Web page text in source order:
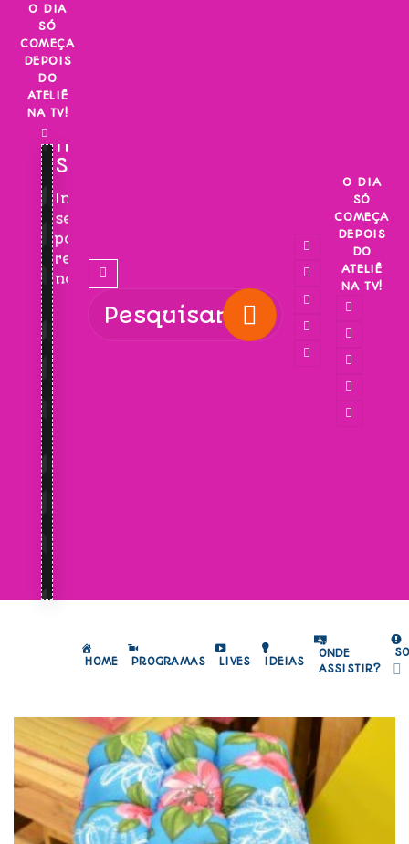
Skip
content
O DIA
SÓ
COMEÇA
DEPOIS
DO
ATELIÊ
NA TV!
INSCREVA-
SE!
Inscreva-
se
para
receber
novidades!
O DIA
SÓ
COMEÇA
DEPOIS
DO
ATELIÊ
NA TV!
HOME PROGRAMAS LIVES IDEIAS
ONDE
ASSISTIR?